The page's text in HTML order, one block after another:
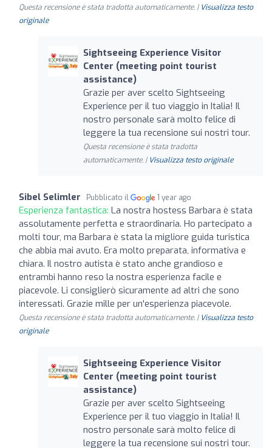
Questa recensione è stata tradotta automaticamente. | Visualizza testo
originale
Sightseeing Experience Visitor
Center (meeting point tourist
assistance)
Grazie per aver scelto Sightseeing
Experience per il tuo viaggio in Italia! Il
nostro personale sarà molto felice di
leggere la tua recensione sui nostri tour.
Questa recensione è stata tradotta
automaticamente. | Visualizza testo originale
Sibel Selimler Pubblicato il 1 year ago
Esperienza fantastica: La nostra hostess Barbara è stata
assolutamente perfetta e straordinaria. Ho partecipato a
molti tour, ma Barbara è stata la migliore guida turistica
che abbia mai avuto. Era molto preparata, informativa e
chiara. Il nostro autista è stato anche grandioso e
entrambi hanno reso la nostra esperienza facile e
piacevole. Li consiglierò sicuramente ad altri che sono
interessati. Grazie mille per un'esperienza piacevole.
Questa recensione è stata tradotta automaticamente. | Visualizza testo
originale
Sightseeing Experience Visitor
Center (meeting point tourist
assistance)
Grazie per aver scelto Sightseeing
Experience per il tuo viaggio in Italia! Il
nostro personale sarà molto felice di
leggere la tua recensione sui nostri tour.